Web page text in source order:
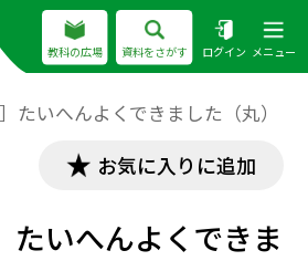
教科の広場 資料をさがす ログイン メニュー
たいへんよくできました（丸）
お気に入りに追加
たいへんよくできま